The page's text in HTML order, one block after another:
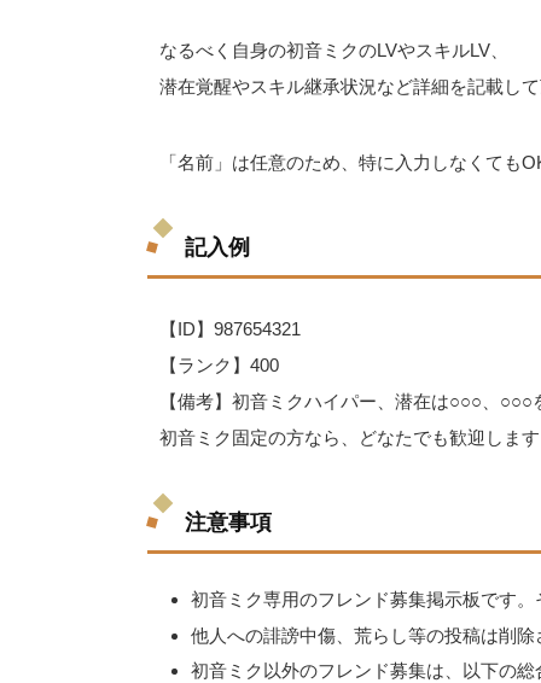
なるべく自身の初音ミクのLVやスキルLV、
潜在覚醒やスキル継承状況など詳細を記載し
「名前」は任意のため、特に入力しなくても
記入例
【ID】987654321
【ランク】400
【備考】初音ミクハイパー、潜在は○○○、○○○
初音ミク固定の方なら、どなたでも歓迎します
注意事項
初音ミク専用のフレンド募集掲示板です。
他人への誹謗中傷、荒らし等の投稿は削除
初音ミク以外のフレンド募集は、以下の総